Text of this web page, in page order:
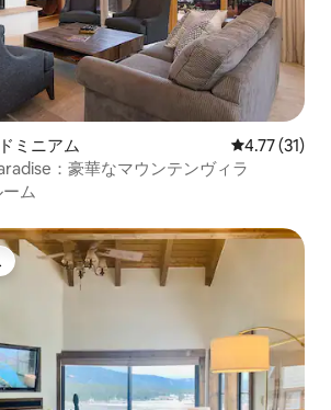
ミニアム レビュー31
4.77 (31)
：豪華なマウンテンヴィラ
ム
イスです。